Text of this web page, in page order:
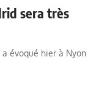
sera très
évoqué hier à Nyon